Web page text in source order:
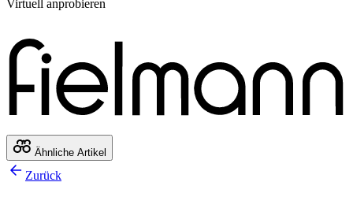
Virtuell anprobieren
Ähnliche Artikel
Zurück